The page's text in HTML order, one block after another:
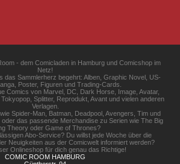
- dem Comicladen in Hamburg und Comicshop im
Netz!
das Sammlerherz begehrt: Alben, Graphic Novel, US-
Poster, Figuren und Trading-Cards.
Comics von Marvel, DC, Dark Horse, Image, Avatar,
Splitter, Reprodukt, Avant und vielen anderen
Verlagen.
Spider-Man, Batman, Deadpool, Avengers, Tim und
das passende Merchandise zu Serien wie The Big
Theory oder Game of Thrones?
Abo-Service? Du willst jede Woche über die
Neuigkeiten aus der Comicwelt informiert werden?
Onlineshop für dich genau das Richtige!
COMIC ROOM HAMBURG